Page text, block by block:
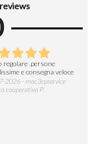
regolare .persone
e consegna veloce
2026 - mac3cpservice
cooperativa P.